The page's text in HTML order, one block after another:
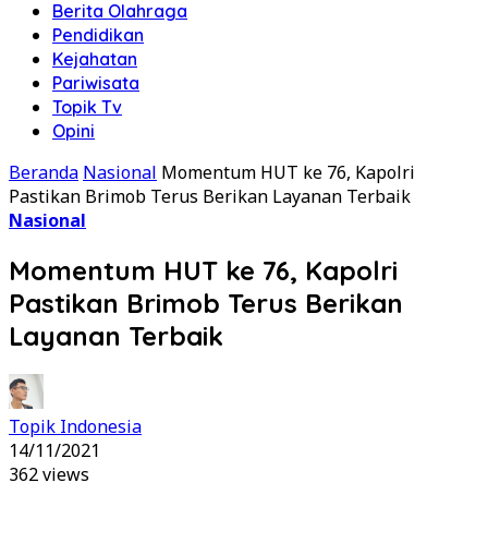
Berita Olahraga
Pendidikan
Kejahatan
Pariwisata
Topik Tv
Opini
Beranda Nasional Momentum HUT ke 76, Kapolri
Pastikan Brimob Terus Berikan Layanan Terbaik
Nasional
Momentum HUT ke 76, Kapolri
Pastikan Brimob Terus Berikan
Layanan Terbaik
Topik Indonesia
14/11/2021
362 views